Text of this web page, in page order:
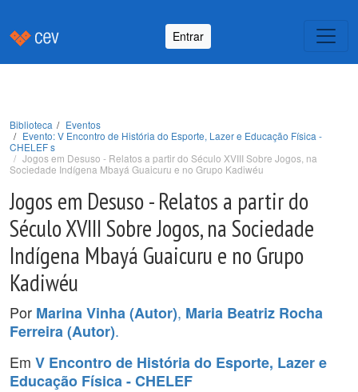
Entrar
Biblioteca
Eventos
Evento: V Encontro de História do Esporte, Lazer e Educação Física -
CHELEF s
Jogos em Desuso - Relatos a partir do Século XVIII Sobre Jogos, na
Sociedade Indígena Mbayá Guaicuru e no Grupo Kadiwéu
Jogos em Desuso - Relatos a partir do
Século XVIII Sobre Jogos, na Sociedade
Indígena Mbayá Guaicuru e no Grupo
Kadiwéu
Por Marina Vinha (Autor), Maria Beatriz Rocha
Ferreira (Autor).
Em V Encontro de História do Esporte, Lazer e
Educação Física - CHELEF